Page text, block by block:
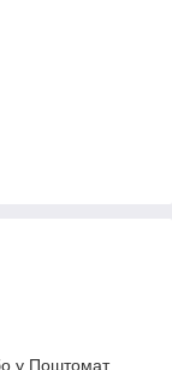
у Поштомат